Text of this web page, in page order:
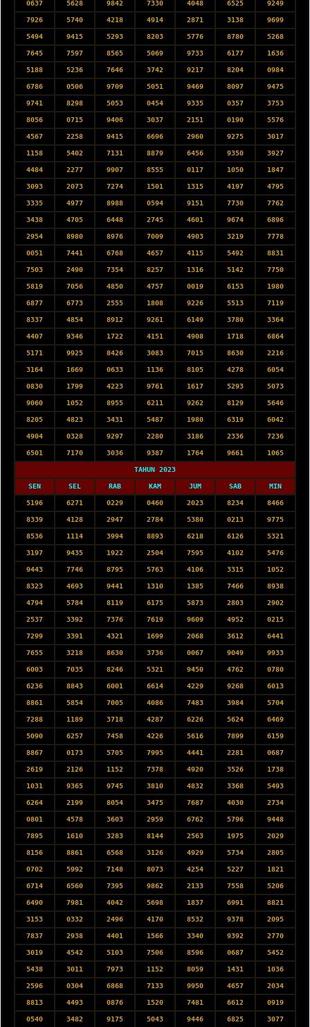
0637 5628 9842 7330 4048 6525 9249
7926 5740 4218 4914 2871 3138 9699
5494 9415 5293 8203 5776 8780 5268
7645 7597 8565 5069 9733 6177 1636
5188 5236 7646 3742 9217 8204 0984
6786 0506 9709 5051 9469 8097 9475
9741 8298 5053 0454 9335 0357 3753
8056 0715 9406 3037 2151 0190 5576
4567 2258 9415 6696 2960 9275 3017
1158 5402 7131 8879 6456 9350 3927
4484 2277 9907 8555 0117 1050 1847
3093 2073 7274 1501 1315 4197 4795
3335 4977 8988 0594 9151 7730 7762
3438 4705 6448 2745 4601 9674 6896
2954 8980 8976 7009 4903 3219 7778
0051 7441 6768 4657 4115 5492 8831
7503 2490 7354 8257 1316 5142 7750
5819 7056 4850 4757 0019 6153 1980
6877 6773 2555 1808 9226 5513 7119
8337 4854 8912 9261 6149 3780 3364
4407 9346 1722 4151 4908 1718 6864
5171 9925 8426 3083 7015 8630 2216
3164 1669 0633 1136 8105 4278 6054
0830 1799 4223 9761 1617 5293 5073
9060 1052 8955 6211 9262 8129 5646
8205 4823 3431 5487 1980 6319 6042
4904 0328 9297 2280 3186 2336 7236
6501 7170 3036 9387 1764 9661 1065
TAHUN 2023
SEN SEL RAB KAM JUM SAB MIN
5196 6271 0229 0460 2023 8234 8466
8339 4128 2947 2784 5380 0213 9775
8536 1114 3994 8893 6218 6126 5321
3197 9435 1922 2504 7595 4102 5476
9443 7746 8795 5763 4106 3315 1052
8323 4693 9441 1310 1385 7466 8938
4794 5784 8119 6175 5873 2803 2902
2537 3392 7376 7619 9609 4952 0215
7299 3391 4321 1699 2068 3612 6441
7655 3218 8630 3736 0067 9049 9933
6003 7035 8246 5321 9450 4762 0780
6236 8843 6001 6614 4229 9268 6013
8861 5854 7005 4086 7483 3984 5704
7288 1189 3718 4287 6226 5624 6469
5090 6257 7458 4226 5616 7899 6159
8867 0173 5705 7995 4441 2281 0687
2619 2126 1152 7378 4920 3526 1738
1031 9365 9745 3810 4832 3368 5493
6264 2199 8054 3475 7687 4030 2734
0801 4578 3603 2959 6762 5796 9448
7895 1610 3283 8144 2563 1975 2029
8156 8861 6568 3126 4929 5734 2805
0702 5992 7148 8073 4254 5227 1821
6714 6560 7395 9862 2133 7558 5206
6490 7981 4042 5698 1837 6991 8821
3153 0332 2496 4170 8532 9378 2095
7837 2938 4401 1566 3340 9392 2770
3019 4542 5103 7506 8596 0687 5452
5438 3011 7973 1152 8059 1431 1036
2596 0304 6868 7133 9950 4657 2034
8813 4493 0876 1520 7481 6612 0919
0540 3482 9175 5043 9446 6825 3077